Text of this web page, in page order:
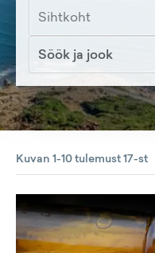
Sihtkoht
Söök ja jook
Kuvan 1-10 tulemust 17-st